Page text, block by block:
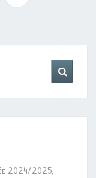
2024/2025,